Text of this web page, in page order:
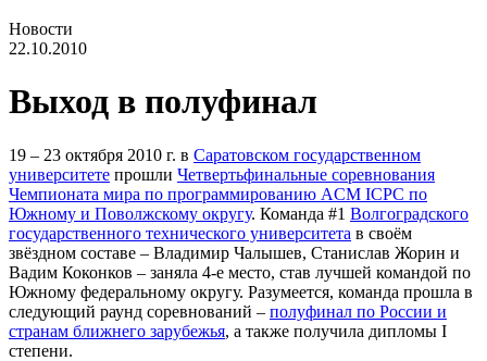
Новости
22.10.2010
Выход в полуфинал
19 – 23 октября 2010 г. в Саратовском государственном
университете прошли Четвертьфинальные соревнования
Чемпионата мира по программированию ACM ICPC по
Южному и Поволжскому округу. Команда #1 Волгоградского
государственного технического университета в своём
звёздном составе – Владимир Чалышев, Станислав Жорин и
Вадим Коконков – заняла 4-е место, став лучшей командой по
Южному федеральному округу. Разумеется, команда прошла в
следующий раунд соревнований – полуфинал по России и
странам ближнего зарубежья, а также получила дипломы I
степени.